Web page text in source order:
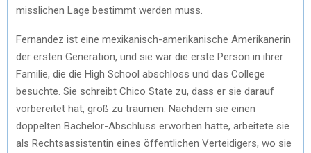
misslichen Lage bestimmt werden muss.
Fernandez ist eine mexikanisch-amerikanische Amerikanerin
der ersten Generation, und sie war die erste Person in ihrer
Familie, die die High School abschloss und das College
besuchte. Sie schreibt Chico State zu, dass er sie darauf
vorbereitet hat, groß zu träumen. Nachdem sie einen
doppelten Bachelor-Abschluss erworben hatte, arbeitete sie
als Rechtsassistentin eines öffentlichen Verteidigers, wo sie